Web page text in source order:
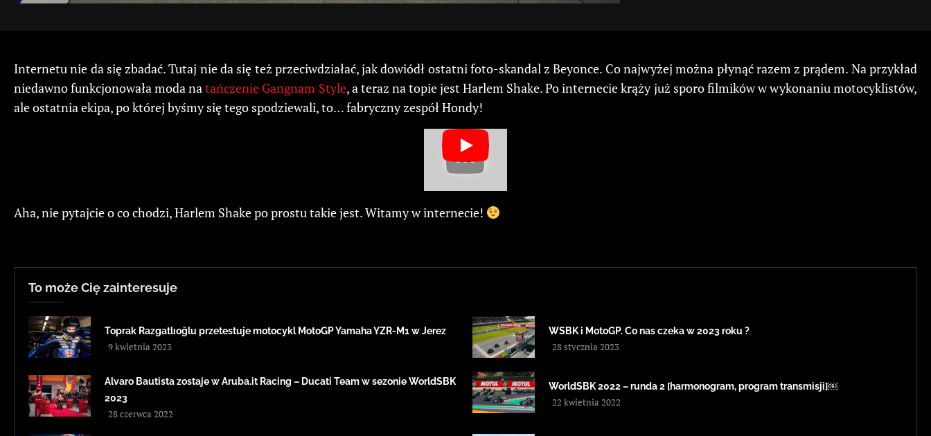
Internetu nie da się zbadać. Tutaj nie da się też przeciwdziałać, jak dowiódł ostatni foto-skandal z Beyonce. Co najwyżej można płynąć razem z prądem. Na przykład
niedawno funkcjonowała moda natańczenie Gangnam Style, a teraz na topie jest Harlem Shake. Po internecie krąży już sporo filmików w wykonaniu motocyklistów,
ale ostatnia ekipa, po której byśmy się tego spodziewali, to… fabryczny zespół Hondy!
Aha, nie pytajcie o co chodzi, Harlem Shake po prostu takie jest. Witamy w internecie!
To może Cię zainteresuje
Toprak Razgatlıoğlu przetestuje motocykl MotoGP Yamaha YZR-M1 w Jerez
9 kwietnia 2023
WSBK i MotoGP. Co nas czeka w 2023 roku ?
28 stycznia 2023
Alvaro Bautista zostaje w Aruba.it Racing – Ducati Team w sezonie WorldSBK
2023
28 czerwca 2022
WorldSBK 2022 – runda 2 [harmonogram, program transmisji]￼
22 kwietnia 2022